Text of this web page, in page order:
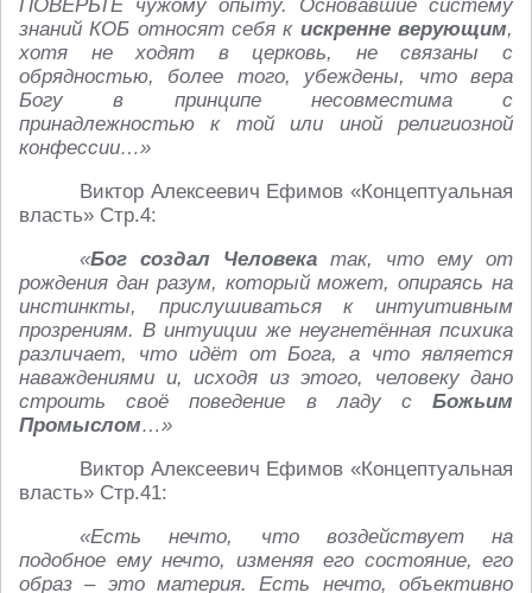
ПОВЕРЬТЕ чужому опыту. Основавшие систему
знаний КОБ относят себя к искренне верующим,
хотя не ходят в церковь, не связаны с
обрядностью, более того, убеждены, что вера
Богу в принципе несовместима с
принадлежностью к той или иной религиозной
конфессии…»
Виктор Алексеевич Ефимов «Концептуальная
власть» Стр.4:
«Бог создал Человека так, что ему от
рождения дан разум, который может, опираясь на
инстинкты, прислушиваться к интуитивным
прозрениям. В интуиции же неугнетённая психика
различает, что идёт от Бога, а что является
наваждениями и, исходя из этого, человеку дано
строить своё поведение в ладу с Божьим
Промыслом…»
Виктор Алексеевич Ефимов «Концептуальная
власть» Стр.41:
«Есть нечто, что воздействует на
подобное ему нечто, изменяя его состояние, его
образ – это материя. Есть нечто, объективно